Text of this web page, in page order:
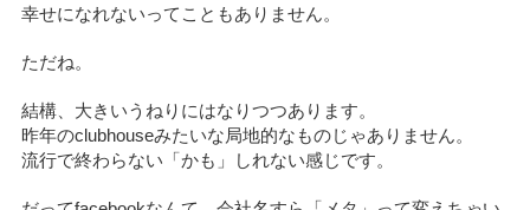
幸せになれないってこともありません。
ただね。
結構、大きいうねりにはなりつつあります。
昨年のclubhouseみたいな局地的なものじゃありません。
流行で終わらない「かも」しれない感じです。